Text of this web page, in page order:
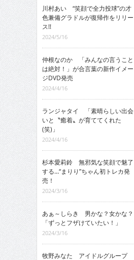
川村あい “笑顔で全力投球”の才
色兼備グラドルが復帰作をリリー
ス!!
2024/5/16
仲根なのか 「みんなの言うこと
は絶対！」が合言葉の新作イメー
ジDVD発売
2024/4/16
ランジャタイ 「素晴らしい出会
いと〝癒着〟が育ててくれた
(笑)」
2024/4/16
杉本愛莉鈴 無邪気な笑顔で魅了
する…“まりり”ちゃん初トレカ発
売！
2024/3/16
あぁ～しらき 男かな？女かな？
「ずっとフザけていたい！」
2024/3/16
牧野みなた アイドルグループ